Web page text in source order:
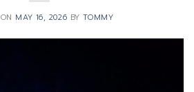
MAY 16, 2026 BYTOMMY